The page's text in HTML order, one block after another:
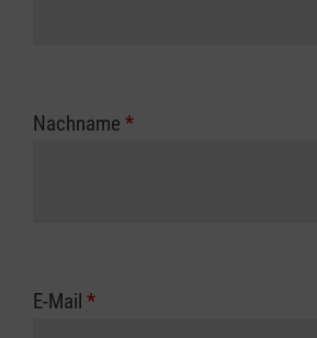
Nachname *
E-Mail *